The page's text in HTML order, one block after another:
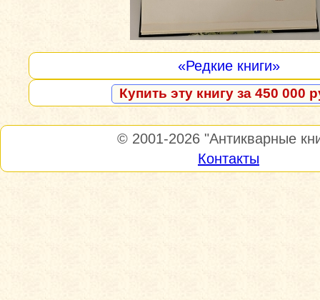
«Редкие книги»
Купить эту книгу за 450 000
© 2001-2026 "Антикварные
Контакты